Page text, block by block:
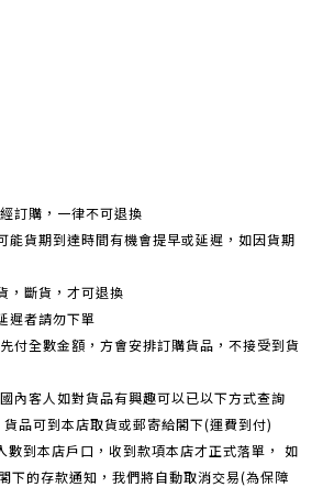
訂購，一律不可退換
能貨期到達時間有機會提早或延遲，如因貨期
，斷貨，才可退換
遲者請勿下單
付全數金額，方會安排訂購貨品，不接受到貨
內客人如對貨品有興趣可以已以下方式查詢
品可到本店取貨或郵寄給閣下(運費到付)
數到本店戶口，收到款項本店才正式落單， 如
下的存款通知，我們將自動取消交易(為保障